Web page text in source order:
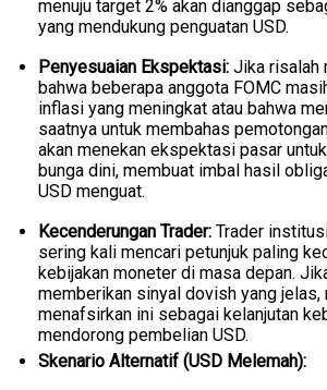
menuju target 2% akan dianggap
yang mendukung penguatan USD.
Penyesuaian Ekspektasi: Jika risalah
bahwa beberapa anggota FOMC
inflasi yang meningkat atau bahwa
saatnya untuk membahas
akan menekan ekspektasi pasar
bunga dini, membuat imbal hasil
USD menguat.
Kecenderungan Trader: Trader
sering kali mencari petunjuk paling
kebijakan moneter di masa depan.
memberikan sinyal dovish yang jelas,
menafsirkan ini sebagai kelanjutan
mendorong pembelian USD.
Skenario Alternatif (USD Melemah):